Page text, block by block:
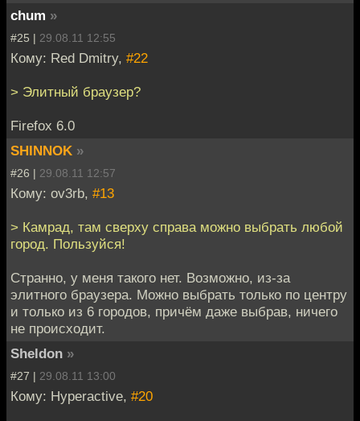
chum »
#25 | 29.08.11 12:55
Кому: Red Dmitry, #22
> Элитный браузер?
Firefox 6.0
SHINNOK »
#26 | 29.08.11 12:57
Кому: ov3rb, #13
> Камрад, там сверху справа можно выбрать любой
город. Пользуйся!
Странно, у меня такого нет. Возможно, из-за
элитного браузера. Можно выбрать только по центру
и только из 6 городов, причём даже выбрав, ничего
не происходит.
Sheldon »
#27 | 29.08.11 13:00
Кому: Hyperactive, #20